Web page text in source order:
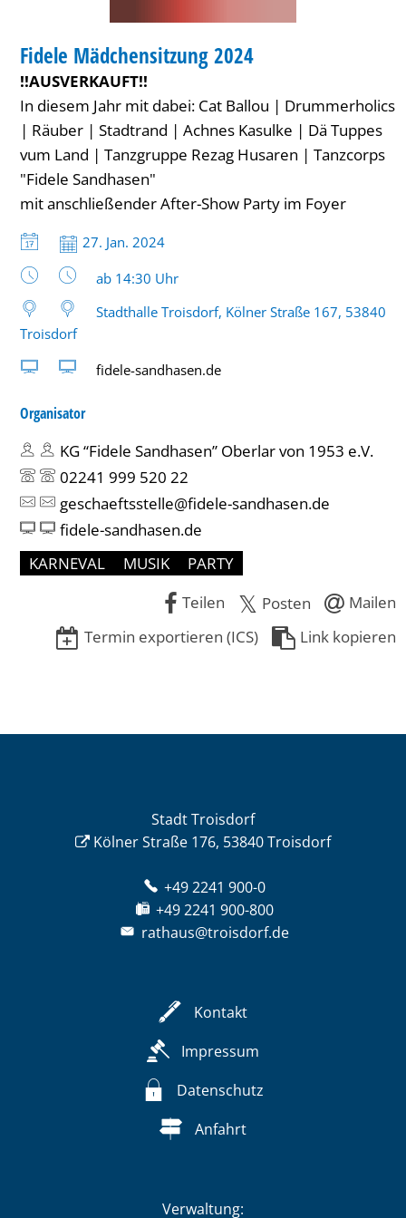
KATEGORIE: KARNEVAL
Fidele Mädchensitzung 2024
!!AUSVERKAUFT!!
In diesem Jahr mit dabei: Cat Ballou | Drummerholics
| Räuber | Stadtrand | Achnes Kasulke | Dä Tuppes
vum Land | Tanzgruppe Rezag Husaren | Tanzcorps
"Fidele Sandhasen"
mit anschließender After-Show Party im Foyer
Datum:
27. Jan. 2024
Uhrzeit:
ab 14:30 Uhr
Stadthalle Troisdorf, Kölner Straße 167, 53840
Troisdorf
fidele-sandhasen.de
Organisator
KG “Fidele Sandhasen” Oberlar von 1953 e.V.
02241 999 520 22
geschaeftsstelle@fidele-sandhasen.de
fidele-sandhasen.de
KARNEVAL
MUSIK
PARTY
Teilen
Posten
Mailen
Termin exportieren (ICS)
Link kopieren
Stadt Troisdorf
Kölner Straße 176, 53840 Troisdorf
+49 2241 900-0
+49 2241 900-800
rathaus@troisdorf.de
Kontakt
Impressum
Datenschutz
Anfahrt
Verwaltung: